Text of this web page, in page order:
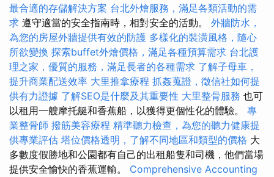
最合適的存儲解決方案 台北外燴服務，滿足各類活動的需
求 遵守適當的安全指南時，相對安全的活動。 外牆防水，
為您的房屋外牆提供有效的防護 多樣化的裝潢風格，隨心
所欲變換 探索buffet外燴價格，滿足各種預算需求 台北護
理之家，優質的服務，滿足長者的各種需求 了解子母車，
提升商業配送效率 大里推拿療程 抓姦蒐證，徵信社如何提
供有力證據 了解SEO是什麼及其重要性 大里整骨服務 也可
以租用一艘摩托艇和香蕉船，以獲得更個性化的體驗。 專
業整骨師 撥筋美容療程 精準聽力檢查，為您的聽力健康提
供專業評估 塔位價格透明，了解不同地區和類型的價格 大
多數度假勝地和公園都有自己的出租船隻和司機，他們當場
提供安全愉快的香蕉運輸。 Comprehensive Accounting